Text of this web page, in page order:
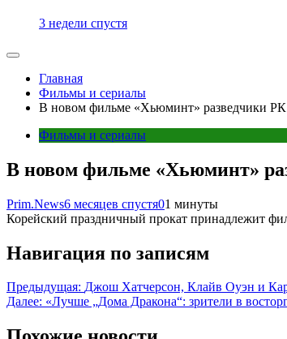
3 недели спустя
Главная
Фильмы и сериалы
В новом фильме «Хьюминт» разведчики
Фильмы и сериалы
В новом фильме «Хьюминт»
Prim.News6 месяцев спустя01 минуты
Корейский праздничный прокат принадлежит
Навигация по записям
Предыдущая: Джош Хатчерсон, Клайв Оуэн и
Далее: «Лучше „Дома Дракона“: зрители в